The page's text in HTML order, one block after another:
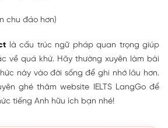
chu đáo hơn)
là cấu trúc ngữ pháp quan trọng giúp
về quá khứ. Hãy thường xuyên làm bài
này vào đời sống để ghi nhớ lâu hơn.
ghé thăm website IELTS LangGo để
tiếng Anh hữu ích bạn nhé!